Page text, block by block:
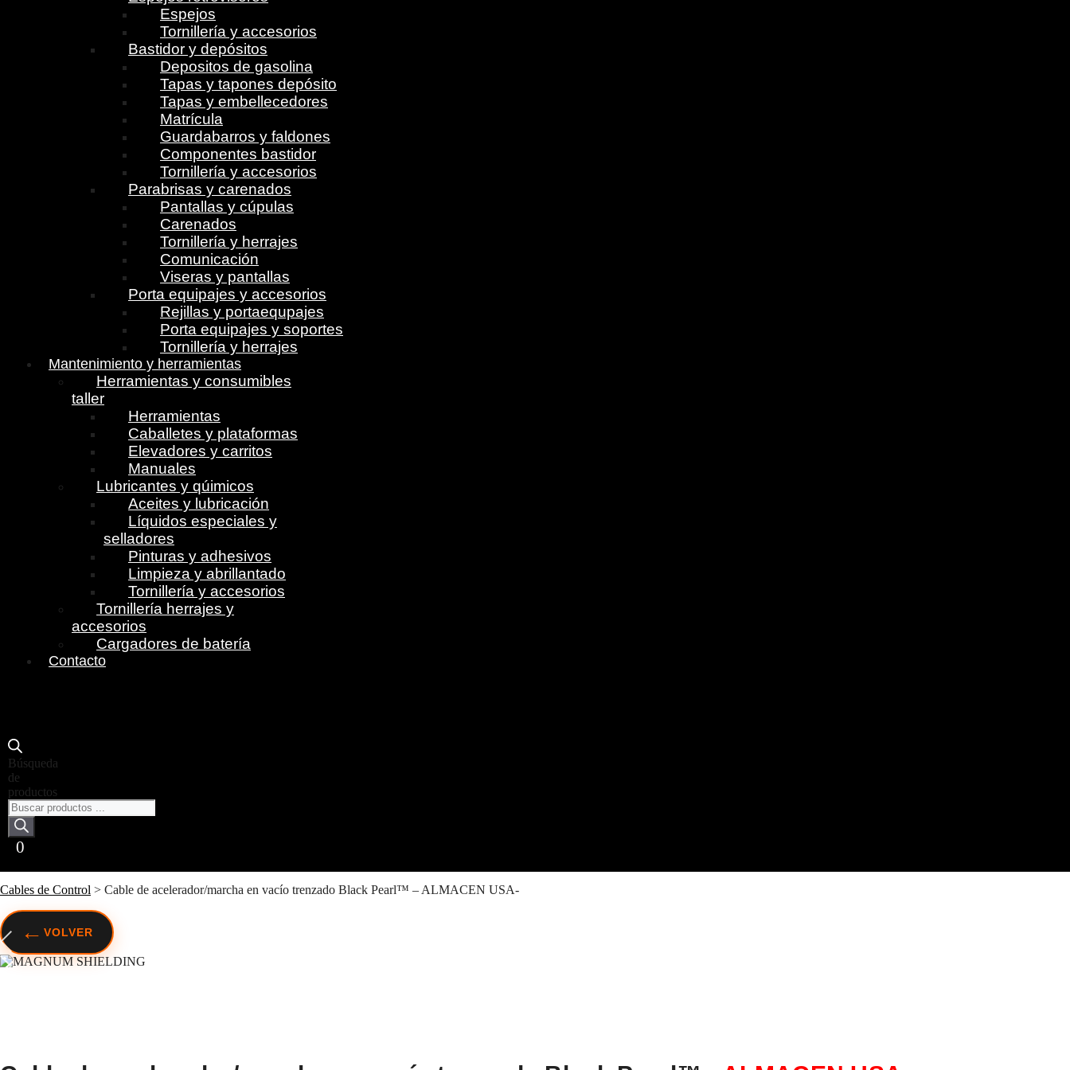
Cables de Control > Cable de acelerador/marcha en vacío trenzado Black Pearl™ – ALMACEN USA-
Espejos
Tornillería y accesorios
Bastidor y depósitos
Depositos de gasolina
Tapas y tapones depósito
Tapas y embellecedores
Matrícula
Guardabarros y faldones
Componentes bastidor
Tornillería y accesorios
Parabrisas y carenados
Pantallas y cúpulas
Carenados
Tornillería y herrajes
Comunicación
Viseras y pantallas
Porta equipajes y accesorios
Rejillas y portaequpajes
Porta equipajes y soportes
Tornillería y herrajes
Mantenimiento y herramientas
Herramientas y consumibles
taller
Herramientas
Caballetes y plataformas
Elevadores y carritos
Manuales
Lubricantes y qúimicos
Aceites y lubricación
Líquidos especiales y
selladores
Pinturas y adhesivos
Limpieza y abrillantado
Tornillería y accesorios
Tornillería herrajes y
accesorios
Cargadores de batería
Contacto
Búsqueda
de
productos
0
← VOLVER